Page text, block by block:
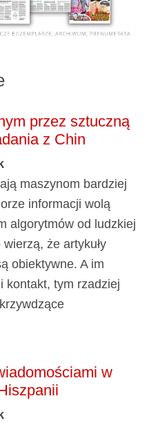
przez sztuczną
z Chin
maszynom bardziej
informacji wolą
algorytmów od ludzkiej
że artykuły
obiektywne. A im
kontakt, tym rzadziej
w